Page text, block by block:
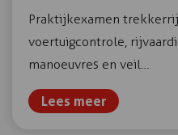
Praktijkexamen
voertuigcontrole,
manoeuvres en veil…
Lees meer